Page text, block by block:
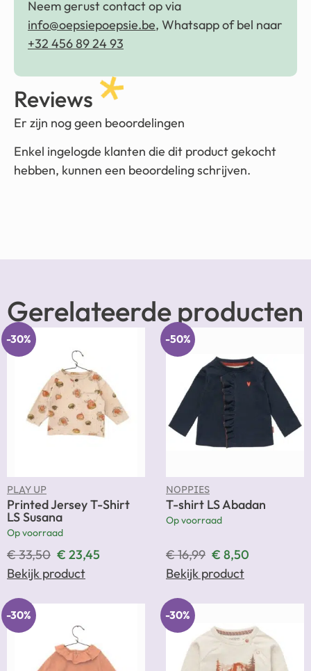
Neem gerust contact op via
info@oepsiepoepsie.be, Whatsapp of bel naar
+32 456 89 24 93
Reviews
Er zijn nog geen beoordelingen
Enkel ingelogde klanten die dit product gekocht
hebben, kunnen een beoordeling schrijven.
Gerelateerde producten
-30%
PLAY UP
Printed Jersey T-Shirt
LS Susana
Op voorraad
€33,50 € 23,45
Bekijk product
-50%
NOPPIES
T-shirt LS Abadan
Op voorraad
€16,99 € 8,50
Bekijk product
-30% -30%